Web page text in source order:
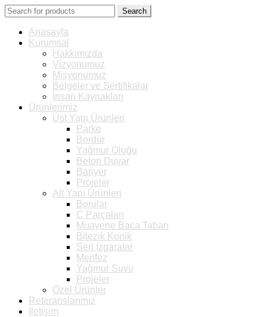
Search
Anasayfa
Kurumsal
Hakkımızda
Vizyonumuz
Misyonumuz
Belgeler ve Sertifikalar
İnsan Kaynakları
Ürünlerimiz
Üst Yapı Ürünleri
Parke
Bordür
Yağmur Oluğu
Beton Duvar
Bariyer
Projeler
Alt Yapı Ürünleri
Borular
C Parçaları
Muayene Baca Taban
Bilezik Konik
Seri Izgaralar
Menfez
Yağmur Suyu
Projeler
Özel Ürünler
Referanslarımız
İletişim